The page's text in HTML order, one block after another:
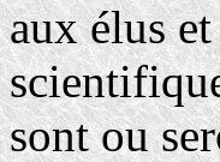
aux élus
sont ou